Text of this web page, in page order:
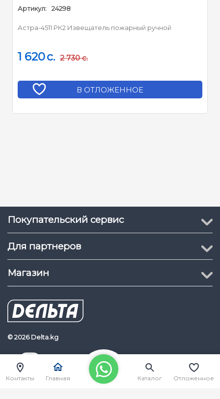
Артикул: 24298
Астра-4511 РК2 Извещатель пожарный ручной
1 620c. 2 730 c.
В ОТЛОЖЕННОЕ
Покупательский сервис
Для партнеров
Магазин
© 2026 Delta.kg
Delta.kg
Контакты Главная Каталог Отложенное